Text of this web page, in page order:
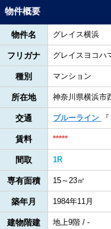
物件概要
物件名 グレイス横浜
フリガナ グレイスヨコハ
種別 マンション
所在地 神奈川県横浜市
交通 ブルーライン 『
賃料 *****
間取 1R
専有面積 15～23㎡
築年月 1984年11月
建物階建 地上9階 / -